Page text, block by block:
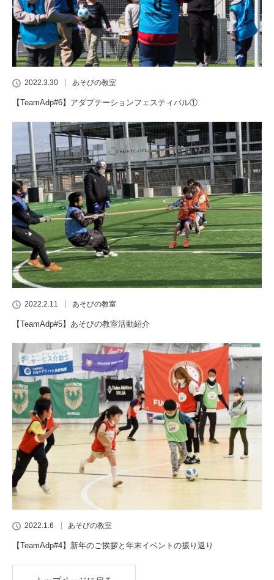
2022.3.30 あそびの教室
【TeamAdp#6】アダプテーションフェスティバル①
2022.2.11 あそびの教室
【TeamAdp#5】あそびの教室活動紹介
2022.1.6 あそびの教室
【TeamAdp#4】新年のご挨拶と年末イベントの振り返り